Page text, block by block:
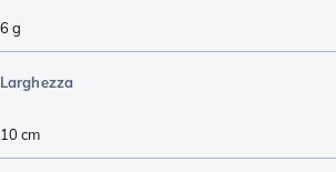
6g
Larghezza
10cm